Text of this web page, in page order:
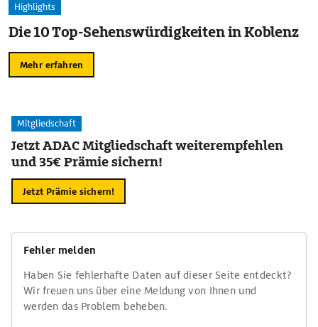
Highlights
Die 10 Top-Sehenswürdigkeiten in Koblenz
Mehr erfahren
Mitgliedschaft
Jetzt ADAC Mitgliedschaft weiterempfehlen
und 35€ Prämie sichern!
Jetzt Prämie sichern!
Fehler melden
Haben Sie fehlerhafte Daten auf dieser Seite entdeckt?
Wir freuen uns über eine Meldung von Ihnen und
werden das Problem beheben.